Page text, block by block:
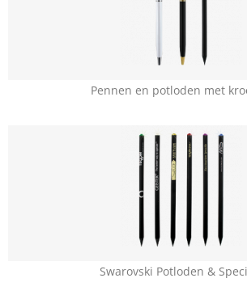
Pennen en potloden met
Swarovski Potloden &